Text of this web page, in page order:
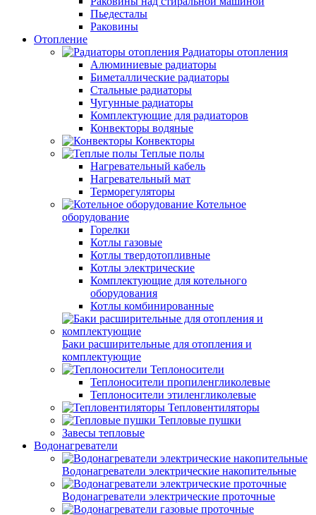
Пьедесталы
Раковины
Отопление
Радиаторы отопления
Алюминиевые радиаторы
Биметаллические радиаторы
Стальные радиаторы
Чугунные радиаторы
Комплектующие для радиаторов
Конвекторы водяные
Конвекторы
Теплые полы
Нагревательный кабель
Нагревательный мат
Терморегуляторы
Котельное
оборудование
Горелки
Котлы газовые
Котлы твердотопливные
Котлы электрические
Комплектующие для котельного
оборудования
Котлы комбинированные
Баки расширительные для отопления и
комплектующие
Теплоносители
Теплоносители пропиленгликолевые
Теплоносители этиленгликолевые
Тепловентиляторы
Тепловые пушки
Завесы тепловые
Водонагреватели
Водонагреватели электрические накопительные
Водонагреватели электрические проточные